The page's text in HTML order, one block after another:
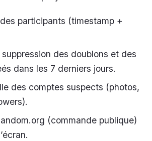
participants (timestamp +
des doublons et des
dans les 7 derniers jours.
des comptes suspects (photos,
(commande publique)